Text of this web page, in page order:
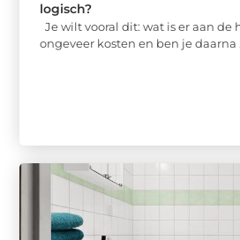
logisch?
Je wilt vooral dit: wat is er aan de
ongeveer kosten en ben je daarna